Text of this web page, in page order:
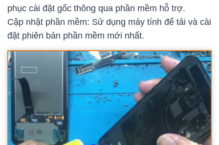
phục cài đặt gốc thông qua phần mềm hỗ trợ.
Cập nhật phần mềm: Sử dụng máy tính để tải và cài
đặt phiên bản phần mềm mới nhất.